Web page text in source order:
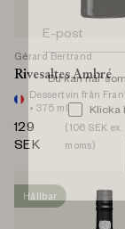
Du kan när
Klicka
Gérard Bertrand
Rivesaltes Ambré
Dessertvin från Frankrike,
• 375 ml
129
SEK
(106 SEK ex.
moms)
Hållbar